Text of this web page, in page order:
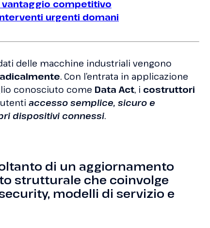
vantaggio competitivo
urgenti domani
delle macchine industriali vengono
. Con l’entrata in applicazione
conosciuto come Data Act, i costruttori
accesso semplice, sicuro e
dispositivi connessi.
di un aggiornamento
strutturale che coinvolge
modelli di servizio e